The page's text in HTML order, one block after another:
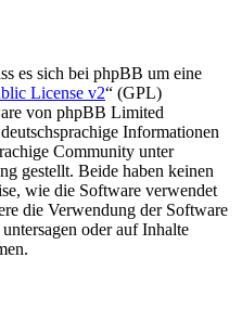
es sich bei phpBB um eine
License v2“ (GPL)
von phpBB Limited
Informationen
Community unter
gestellt. Beide haben keinen
wie die Software verwendet
die Verwendung der Software
oder auf Inhalte